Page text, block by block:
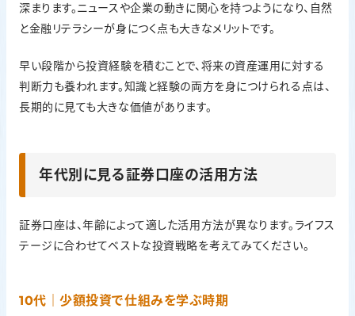
深まります。ニュースや企業の動きに関心を持つようになり、自然
と金融リテラシーが身につく点も大きなメリットです。
早い段階から投資経験を積むことで、将来の資産運用に対する
判断力も養われます。知識と経験の両方を身につけられる点は、
長期的に見ても大きな価値があります。
年代別に見る証券口座の活用方法
証券口座は、年齢によって適した活用方法が異なります。ライフス
テージに合わせてベストな投資戦略を考えてみてください。
10代｜少額投資で仕組みを学ぶ時期